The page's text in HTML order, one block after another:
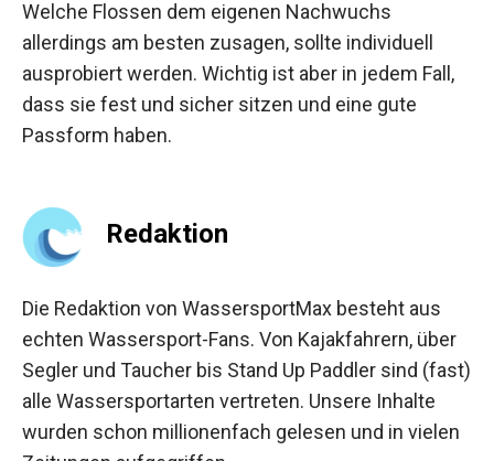
Welche Flossen dem eigenen Nachwuchs
allerdings am besten zusagen, sollte individuell
ausprobiert werden. Wichtig ist aber in jedem Fall,
dass sie fest und sicher sitzen und eine gute
Passform haben.
Redaktion
Die Redaktion von WassersportMax besteht aus
echten Wassersport-Fans. Von Kajakfahrern, über
Segler und Taucher bis Stand Up Paddler sind (fast)
alle Wassersportarten vertreten. Unsere Inhalte
wurden schon millionenfach gelesen und in vielen